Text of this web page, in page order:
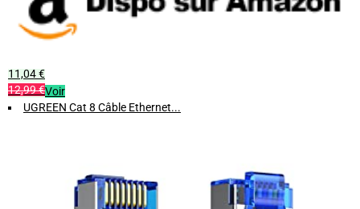
11,04 €
12,99 €Voir
UGREEN Cat 8 Câble Ethernet...